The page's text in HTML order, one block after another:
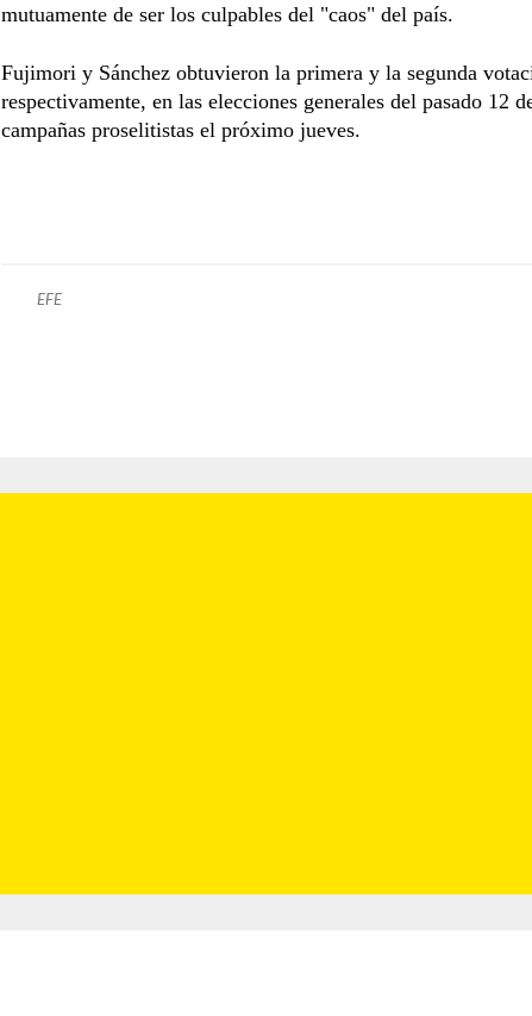
mutuamente de ser los culpables del "caos" del país.
Fujimori y Sánchez obtuvieron la primera y la segunda
respectivamente, en las elecciones generales del pasado 12
campañas proselitistas el próximo jueves.
EFE